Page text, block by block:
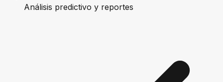
Análisis predictivo y reportes